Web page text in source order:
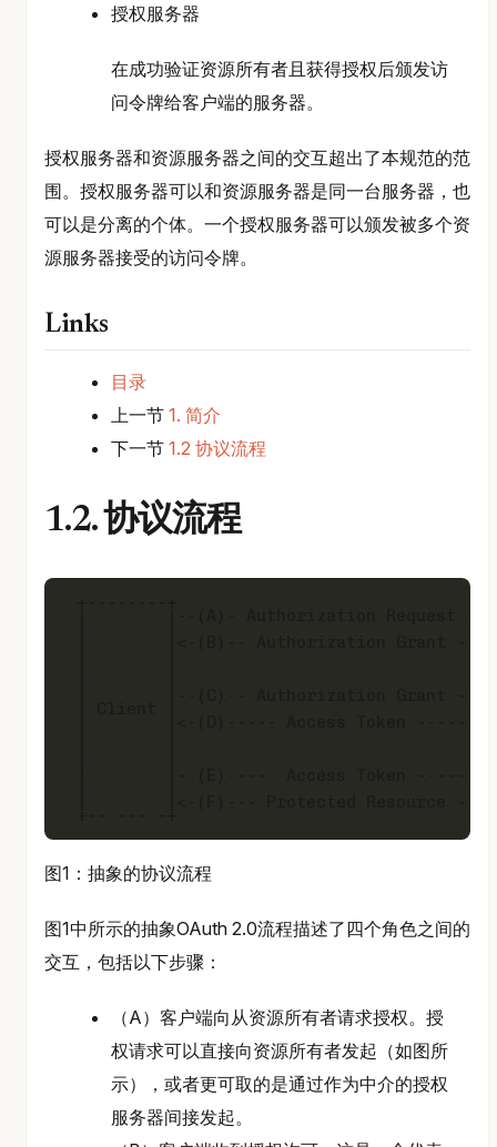
授权服务器
在成功验证资源所有者且获得授权后颁发访
问令牌给客户端的服务器。
授权服务器和资源服务器之间的交互超出了本规范的范
围。授权服务器可以和资源服务器是同一台服务器，也
可以是分离的个体。一个授权服务器可以颁发被多个资
源服务器接受的访问令牌。
Links
目录
上一节 1. 简介
下一节 1.2 协议流程
1.2. 协议流程
图1：抽象的协议流程
图1中所示的抽象OAuth 2.0流程描述了四个角色之间的
交互，包括以下步骤：
（A）客户端向从资源所有者请求授权。授
权请求可以直接向资源所有者发起（如图所
示），或者更可取的是通过作为中介的授权
服务器间接发起。